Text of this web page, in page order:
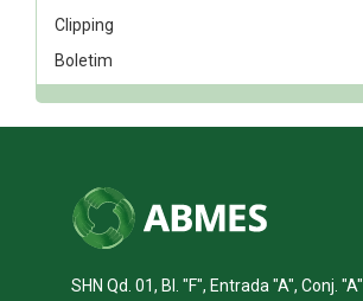
Clipping
Boletim
SHN Qd. 01, Bl. "F", Entrada "A", Conj. "A"